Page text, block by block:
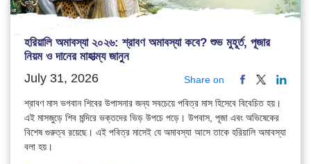
হরিয়ালি অমাবস্যা ২০২৬: শ্রাবণ অমাবস্যা কবে? শুভ মুহূর্ত, পূজার
নিয়ম ও দানের মাহাত্ম্য জানুন
July 31, 2026 Share on
শ্রাবণ মাস ভগবান শিবের উপাসনার জন্য সবচেয়ে পবিত্র মাস হিসেবে বিবেচিত হয়।
এই মাসজুড়ে শিব মন্দিরে ভক্তদের ভিড় উপচে পড়ে। উপবাস, পূজা এবং অভিষেকের
বিশেষ গুরুত্ব রয়েছে। এই পবিত্র মাসেই যে অমাবস্যা আসে তাকে হরিয়ালি অমাবস্যা
বলা হয়।